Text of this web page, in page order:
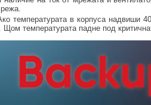
температурата в корпуса надвиши 40
Щом температурата падне под